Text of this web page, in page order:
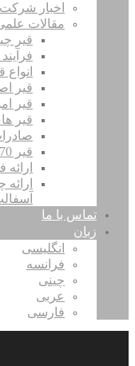
اخبار شرکت
مقالات
قیر
انواع
قیر
قیر
قیر
قیر 60/70
تماس با ما
زبان
انگلیسی
فرانسه
چینی
عربی
فارسی